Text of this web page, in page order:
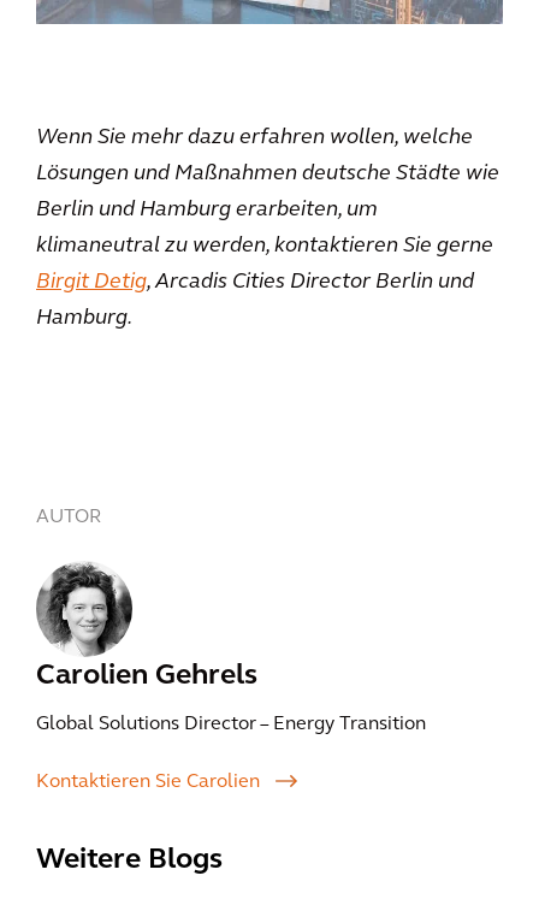
Wenn Sie mehr dazu erfahren wollen, welche
Lösungen und Maßnahmen deutsche Städte wie
Berlin und Hamburg erarbeiten, um
klimaneutral zu werden, kontaktieren Sie gerne
Birgit Detig, Arcadis Cities Director Berlin und
Hamburg.
AUTOR
Carolien Gehrels
Global Solutions Director – Energy Transition
Kontaktieren Sie Carolien
Weitere Blogs